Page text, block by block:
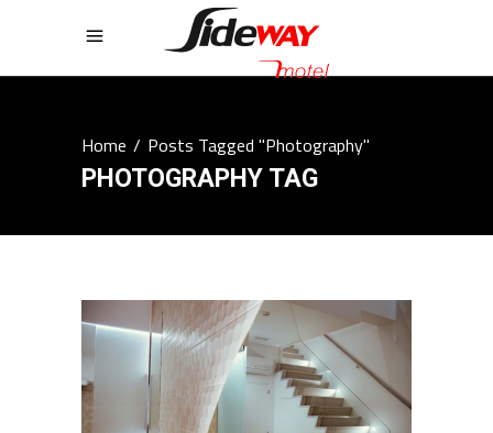
Home/Posts Tagged "Photography"
PHOTOGRAPHY TAG